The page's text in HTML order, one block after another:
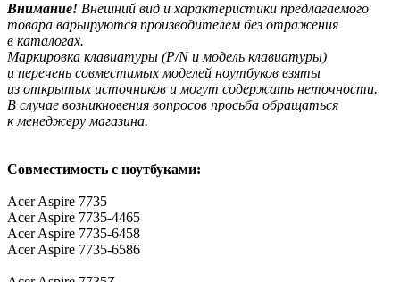
Внимание! Внешний вид и характеристики предлагаемого
товара варьируются производителем без отражения
в каталогах.
Маркировка клавиатуры (P/N и модель клавиатуры)
и перечень совместимых моделей ноутбуков взяты
из открытых источников и могут содержать неточности.
В случае возникновения вопросов просьба обращаться
к менеджеру магазина.
Совместимость с ноутбуками:
Acer Aspire 7735
Acer Aspire 7735-4465
Acer Aspire 7735-6458
Acer Aspire 7735-6586